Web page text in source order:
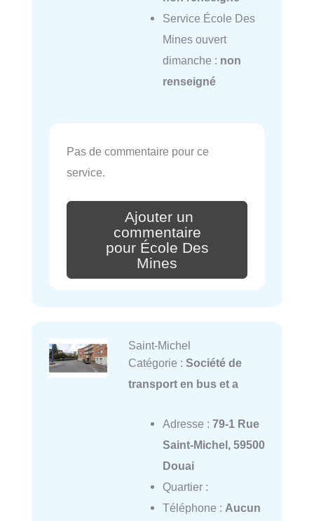
Service École Des
Mines ouvert
dimanche : non
renseigné
Pas de commentaire pour ce
service.
Ajouter un
commentaire
pour École Des
Mines
Saint-Michel
Catégorie : Société de
transport en bus et a
Adresse : 79-1 Rue
Saint-Michel, 59500
Douai
Quartier :
Téléphone : Aucun